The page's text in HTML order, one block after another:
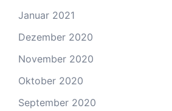
Januar 2021
Dezember 2020
November 2020
Oktober 2020
September 2020